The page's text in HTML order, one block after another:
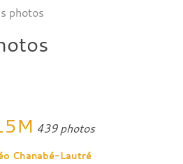
photos
439 photos
Chanabé-Lautré